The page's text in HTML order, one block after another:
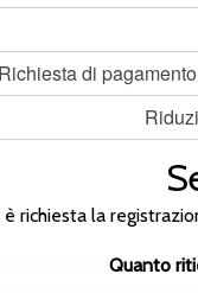
Richiesta di
è richiesta la
Quanto